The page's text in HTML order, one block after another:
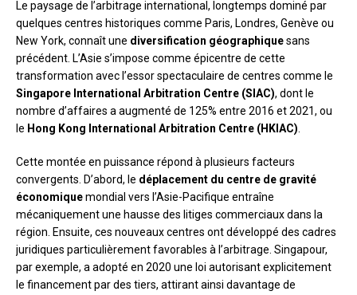
Le paysage de l’arbitrage international, longtemps dominé par
quelques centres historiques comme Paris, Londres, Genève ou
New York, connaît une diversification géographiquesans
précédent. L’Asie s’impose comme épicentre de cette
transformation avec l’essor spectaculaire de centres comme le
Singapore International Arbitration Centre (SIAC), dont le
nombre d’affaires a augmenté de 125% entre 2016 et 2021, ou
le Hong Kong International Arbitration Centre (HKIAC).
Cette montée en puissance répond à plusieurs facteurs
convergents. D’abord, le déplacement du centre de gravité
économiquemondial vers l’Asie-Pacifique entraîne
mécaniquement une hausse des litiges commerciaux dans la
région. Ensuite, ces nouveaux centres ont développé des cadres
juridiques particulièrement favorables à l’arbitrage. Singapour,
par exemple, a adopté en 2020 une loi autorisant explicitement
le financement par des tiers, attirant ainsi davantage de